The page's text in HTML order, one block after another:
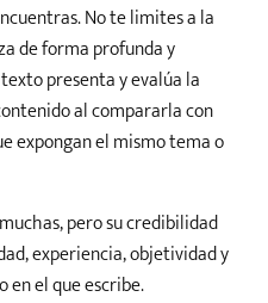
No te limites a la
de forma profunda y
presenta y evalúa la
al compararla con
expongan el mismo tema o
pero su credibilidad
experiencia, objetividad y
el que escribe.